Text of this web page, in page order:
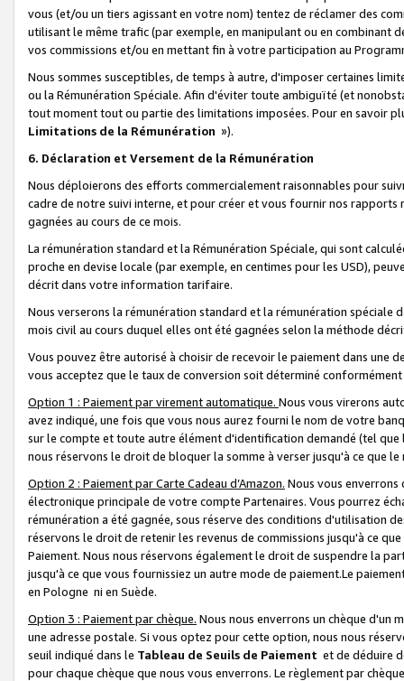
vous (et/ou un tiers agissant en votre nom) tentez de réclamer des
utilisant le même trafic (par exemple, en manipulant ou en combinant
vos commissions et/ou en mettant fin à votre participation au
Nous sommes susceptibles, de temps à autre, d'imposer certaines
ou la Rémunération Spéciale. Afin d'éviter toute ambiguïté (et
tout moment tout ou partie des limitations imposées. Pour en savoir
Limitations de la Rémunération »).
6. Déclaration et Versement de la Rémunération
Nous déploierons des efforts commercialement raisonnables pour
cadre de notre suivi interne, et pour créer et vous fournir nos
gagnées au cours de ce mois.
La rémunération standard et la Rémunération Spéciale, qui sont
proche en devise locale (par exemple, en centimes pour les USD),
décrit dans votre information tarifaire.
Nous verserons la rémunération standard et la rémunération spéciale
mois civil au cours duquel elles ont été gagnées selon la méthode
Vous pouvez être autorisé à choisir de recevoir le paiement dans une
vous acceptez que le taux de conversion soit déterminé
Option 1 : Paiement par virement automatique. Nous vous virerons
avez indiqué, une fois que vous nous aurez fourni le nom de votre
sur le compte et toute autre élément d'identification demandé (tel que
nous réservons le droit de bloquer la somme à verser jusqu'à ce que
Option 2 : Paiement par Carte Cadeau d’Amazon. Nous vous
électronique principale de votre compte Partenaires. Vous pourrez
rémunération a été gagnée, sous réserve des conditions d'utilisation
réservons le droit de retenir les revenus de commissions jusqu'à ce
Paiement. Nous nous réservons également le droit de suspendre la
jusqu'à ce que vous fournissiez un autre mode de paiement.Le
en Pologne ni en Suède.
Option 3 : Paiement par chèque. Nous nous enverrons un chèque d'un
une adresse postale. Si vous optez pour cette option, nous nous
seuil indiqué dans le Tableau de Seuils de Paiement et de déduire
pour chaque chèque que nous vous enverrons. Le règlement par